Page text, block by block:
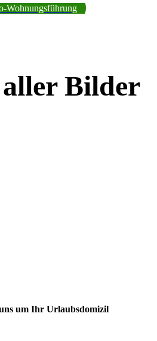
Wohnungsführung
Bilder
um Ihr Urlaubsdomizil